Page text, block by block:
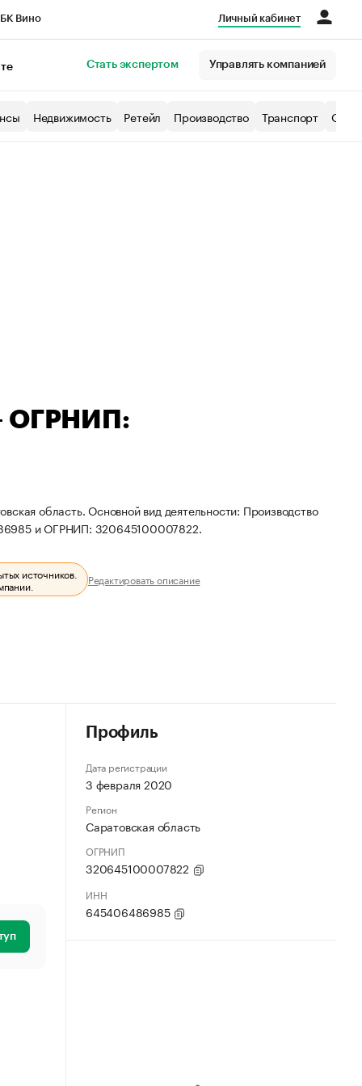
Вино Личный кабинет
Стать экспертом Управлять компанией
Недвижимость Ретейл Производство Транспорт
ОГРНИП:
область. Основной вид деятельности: Производство
и ОГРНИП: 320645100007822.
источников.
Редактировать описание
Профиль
Дата регистрации
3 февраля 2020
Регион
Саратовская область
ОГРНИП
320645100007822
ИНН
645406486985